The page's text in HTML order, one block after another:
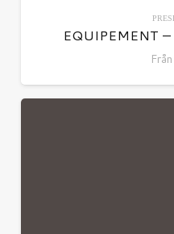
EQUIPEMENT
Från